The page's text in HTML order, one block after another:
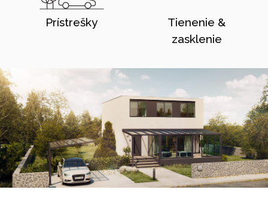
Prístrešky
Tienenie &
zasklenie